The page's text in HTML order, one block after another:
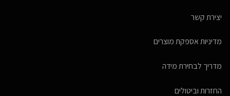
יצירת קשר
מדיניות אספקת מוצרים
מדריך לבחירת מידה
החזרות וביטולים